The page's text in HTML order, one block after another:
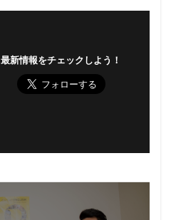
最新情報をチェックしよう！